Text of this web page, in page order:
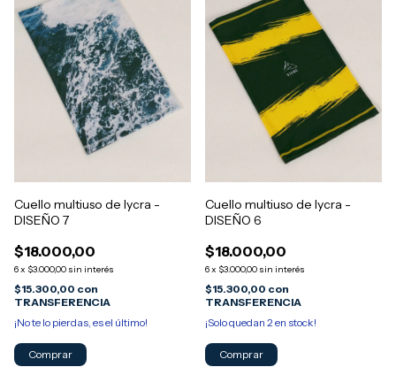
Cuello multiuso de lycra -
DISEÑO 7
$18.000,00
6x $3.000,00 sin interés
$15.300,00 con
TRANSFERENCIA
¡No te lo pierdas, es el último!
Cuello multiuso de lycra -
DISEÑO 6
$18.000,00
6x $3.000,00 sin interés
$15.300,00 con
TRANSFERENCIA
¡Solo quedan 2 en stock!